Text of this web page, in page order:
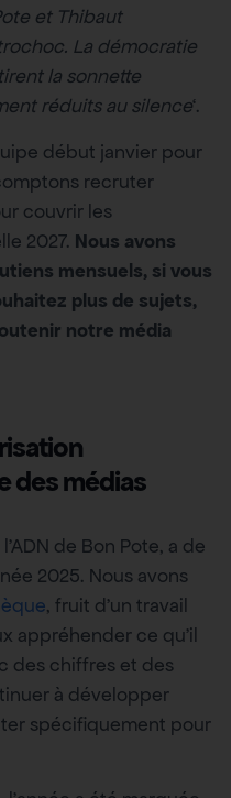
et Thibaut
La démocratie
la sonnette
réduits au silence‘.
début janvier pour
recruter
couvrir les
2027. Nous avons
mensuels, si vous
plus de sujets,
notre média
des médias
de Bon Pote, a de
2025. Nous avons
, fruit d’un travail
appréhender ce qu’il
des chiffres et des
à développer
spécifiquement pour